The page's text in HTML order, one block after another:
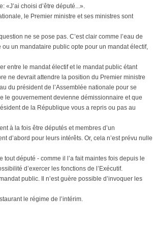
«J’ai choisi d’être député...».
le Premier ministre et ses ministres sont
ne se pose pas. C’est clair comme l’eau de
un mandataire public opte pour un mandat électif,
entre le mandat électif et le mandat public étant
ne devrait attendre la position du Premier ministre
du président de l’Assemblée nationale pour se
le gouvernement devienne démissionnaire et que
de la République vous a repris ou pas au
à la fois être députés et membres d’un
d’abord pour leurs intérêts. Or, cela n’est prévu nulle
député - comme il l’a fait maintes fois depuis le
d’exercer les fonctions de l’Exécutif.
public. Il n’est guère possible d’invoquer les
le régime de l’intérim.